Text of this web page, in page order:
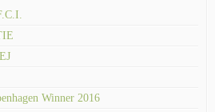
Winner 2016